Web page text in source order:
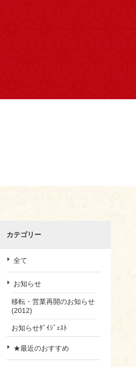
カテゴリー
全て
お知らせ
移転・営業再開のお知らせ
(2012)
お知らせﾀﾞｲｼﾞｪｽﾄ
★最近のおすすめ